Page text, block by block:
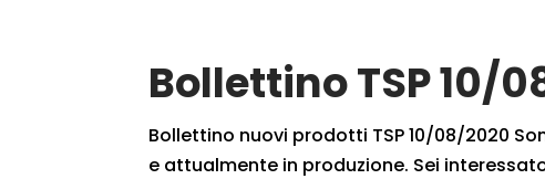
Bollettino TSP 10/
Bollettino nuovi prodotti TSP 10/08/2020
e attualmente in produzione. Sei